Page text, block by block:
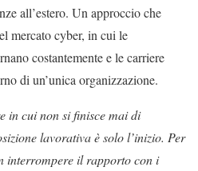
all’estero. Un approccio che
mercato cyber, in cui le
costantemente e le carriere
di un’unica organizzazione.
in cui non si finisce mai di
lavorativa è solo l’inizio. Per
interrompere il rapporto con i